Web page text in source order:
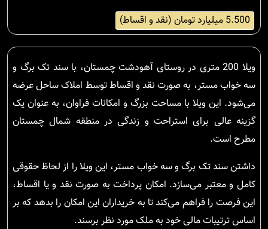
5.500 میلیارد تومان (نقد و اقساط)
ویلا 200 متری در روستای آهودشت چمستان، با سند تک برگ و
سه خواب مستر، به صورت نقد و اقساط توسط املاک ساحل عرضه
می‌شود. این ویلا با مساحت بزرگ و امکانات فراوان، به عنوان یک
گزینه عالی برای استراحت و زندگی در منطقه شمال چمستان
مطرح است.
داشتن سند تک برگ و سه خواب مستر، این ویلا را از لحاظ حقوقی
کامل و معتبر می‌سازد. امکان پرداخت به صورت نقد و یا اقساط،
این فرصت را فراهم می‌کند تا به خریداران این امکان را بدهد که بر
اساس ترتیبات مالی خود به ملک مورد نظر برسند.